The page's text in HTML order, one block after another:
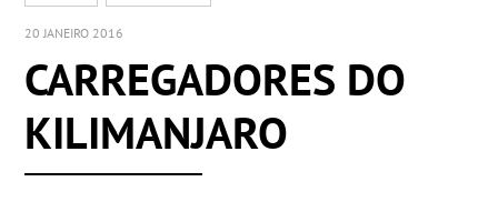
20 JANEIRO 2016
CARREGADORES DO
KILIMANJARO